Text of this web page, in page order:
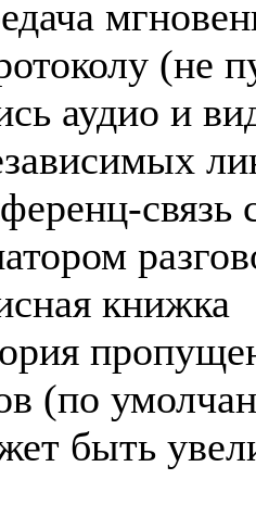
(не
аудио и
связь
книжка
(по
быть